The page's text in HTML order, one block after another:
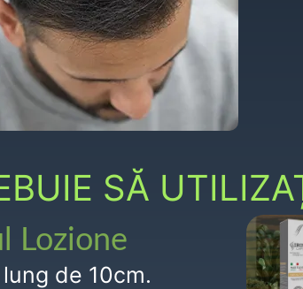
SĂ
Lozione
de 10cm.